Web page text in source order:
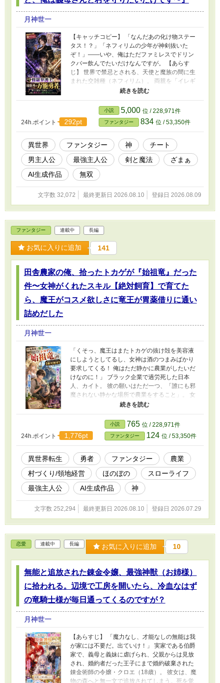
品はAIを活用して制作しています。企画・設
定・世界観・登場人物・ストーリーは作者が考
案し、本文の文章生成にはAIを利用していま
す。掲載内容は作者が確認・修正・監修してい
ます。
月神世一
【キャッチコピー】 「なんだあの化け物ステー
タス！？」「ネフィリムの少年が神剣抜いた
ぞ！」――いや、俺はただファミレスでドリン
クバー飲んでたいだけなんですが。 【あらす
じ】 世界で禁忌とされる、天使と魔族の間に生
まれた交雑種（ネフィリム）。 両親を「イレギ
ュラー」として処刑され、悪徳商人の「鳥籠」
は、ある日、一人の女性に救い出される。 「よ
う耐えたな。今日からウチがお前の『母親』じ
ゃ」 彼女の名は桜田リベラ。 黒スーツに身を包
み、金製のキセルを吹かしながら合気道と六法
全書で悪党を物理的・法的に叩き潰す、異世界
最強の「修羅の弁護士」だった。 リベラの深い
愛情と教育を受け、ポポロ村でスクスクと育っ
たキッドは、16歳にして【剣・体・魔・闘・
知・優しさ】すべてのステータスが「オールA」
という規格外の万能チート勇者へと成長してい
た。 ある日、屋敷の留守番中に妖精の気まぐれ
で「超高難易度ダンジョン」に巻き込まれてし
まったキッドは、そこでかつての勇者と魔王が
使っていた二振りの神剣『光のルクス』と『闇
のノワール』を引き抜いてしまう。 相反する光
と闇の力を融合させ、圧倒的な力でダンジョン
をワンパン崩壊させるキッド。 しかし彼は知ら
ツ部屋にいる神々（女神ルチアナと魔王ラステ
ィア）が『ゴッドチューブ』で全世界へゲリラ
生配信していたことを――！ 「えっ、スパチャ
神界のサーバー落ちるって！」 世界中の神々や
まれながら、無自覚に世界を救ってしまう痛
快・無双ファンタジー！ 本作品はAIを活用して
制作しています。企画・設定・世界観・登場人
物・ストーリーは作者が考案し、本文の文章生
成にはAIを利用しています。掲載内容は作者が
確認・修正・監修しています。
24h.ポイント 292pt
小説 5,000 位 / 228,971件
ファンタジー 834 位 / 53,350件
異世界 ファンタジー 神
チート
男主人公
最強主人公 剣と魔法
ざまぁ
AI生成作品
無双
文字数 32,072 最終更新日 2026.08.10 登録日 2026.08.09
ファンタジー 連載中 長編
お気に入りに追加 141
田舎農家の俺、拾ったトカゲが『始祖竜』だった
件〜女神がくれたスキル【絶対飼育】で育てた
ら、魔王がコスメ欲しさに竜王が胃薬借りに通い
詰めだした
月神世一
「くそっ、魔王はまたトカゲの抜け殻を美容液
にしようとしてるし、女神は酒のつまみばかり
要求してくる！ 俺はただ静かに農業がしたいだ
けなのに！」 ブラック企業で過労死した日本
人、カイト。 彼の願いはただ一つ、「誰にも邪
魔されない静かな場所で農業をすること」。 女
神ルチアナからチートスキル【絶対飼育】を貰
い、異世界マンルシア大陸の辺境で念願の農場
を開いたカイトだったが、ある日、庭から虹色
の卵を発掘してしまう。 孵化したのは、可愛ら
しいトカゲ……ではなく、神話の時代に世界を
滅亡させた『始祖竜』の幼体だった！ しかし、
カイトはスキル【絶対飼育】のおかげで、その
破壊神を「ポチ」と名付けたペットとして完璧
に飼い慣らしてしまう。 ポチのくしゃみ一発
で、敵の軍勢は老衰で塵に!? ポチの抜け殻は、
魔王が喉から手が出るほど欲しがる究極の美容
成分に!? 世界を滅ぼすほどの力を持つポチと、
その魔素を浴びて育った規格外の農作物を求
め、理知的で美人の魔王、疲労困憊の竜王、い
くる！ 「世界の管理者」すら手が出せない最強
の農場主、カイト。 これは、世界の運命と、美
味しい野菜と、ペットの散歩に追われる、史上
はAIを活用して制作しています。企画・設定・
世界観・登場人物・ストーリーは作者が考案
し、本文の文章生成にはAIを利用しています。
掲載内容は作者が確認・修正・監修していま
24h.ポイント 1,776pt
小説 765 位 / 228,971件
ファンタジー 124 位 / 53,350件
異世界転生 勇者 ファンタジー
農業
村づくり/領地経営
ほのぼの
スローライフ
最強主人公
AI生成作品 神
文字数 252,294 最終更新日 2026.08.10 登録日 2026.07.29
恋愛 連載中 長編 お気に入りに追加 10
無能と追放された錬金令嬢、最強神獣（お姉様）
に拾われる。辺境で工房を開いたら、冷血なはず
の竜騎士様が毎日通ってくるのですが？
月神世一
​【あらすじ】 「魔力なし、才能なしの無能は我
が家には不要だ。出ていけ！」 実家である伯爵
家で、義母と義妹に虐げられ、父親からは見放
され、婚約者だった王子にまで婚約破棄された
錬金術師の令嬢・クロエ（18歳）。 彼女は、魔
物の森へと無一文で追放されてしまう。 ​死を覚